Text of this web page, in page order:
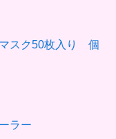
スク50枚入り 個
ラー